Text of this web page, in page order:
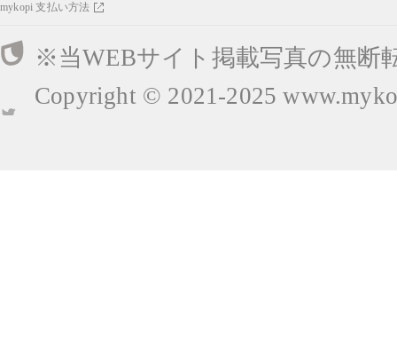
mykopi 支払い方法
※当WEBサイト掲載写真の無断
Copyright © 2021-2025